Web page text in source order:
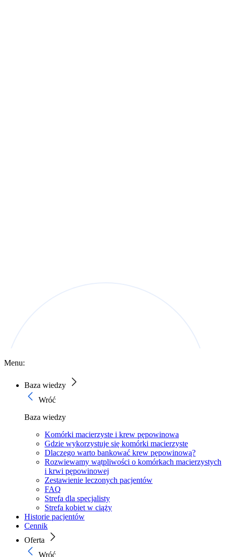
Menu:
Baza wiedzy
Wróć
Baza wiedzy
Komórki macierzyste i krew pępowinowa
Gdzie wykorzystuje się komórki macierzyste
Dlaczego warto bankować krew pępowinową?
Rozwiewamy wątpliwości o komórkach macierzystych
i krwi pępowinowej
Zestawienie leczonych pacjentów
FAQ
Strefa dla specjalisty
Strefa kobiet w ciąży
Historie pacjentów
Cennik
Oferta
Wróć